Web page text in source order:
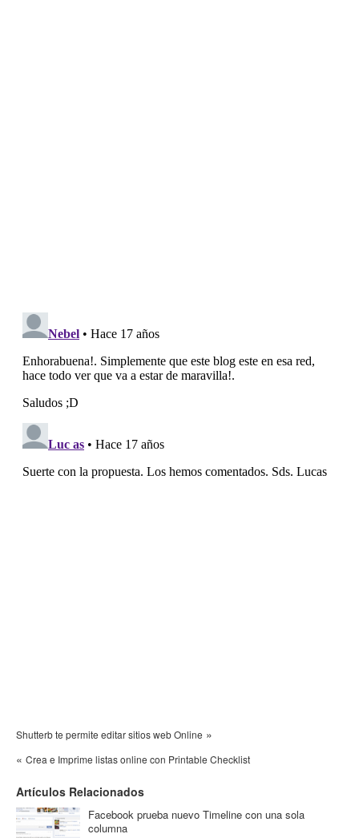
Shutterb te permite editar sitios web Online »
« Crea e Imprime listas online con Printable Checklist
Artículos Relacionados
Facebook prueba nuevo Timeline con una sola
columna